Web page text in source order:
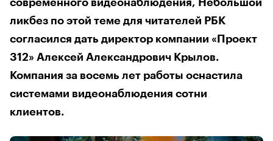
современного видеонаблюдения, Небольшой
ликбез по этой теме для читателей РБК
согласился дать директор компании «Проект
312» Алексей Александрович Крылов.
Компания за восемь лет работы оснастила
системами видеонаблюдения сотни
клиентов.